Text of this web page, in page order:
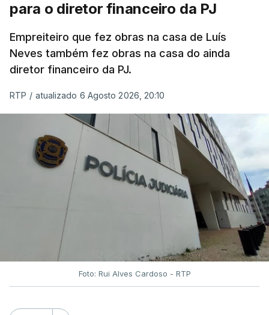
para o diretor financeiro da PJ
Empreiteiro que fez obras na casa de Luís
Neves também fez obras na casa do ainda
diretor financeiro da PJ.
RTP / atualizado 6 Agosto 2026, 20:10
Foto: Rui Alves Cardoso - RTP